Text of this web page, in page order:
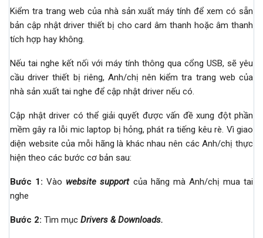
Kiểm tra trang web của nhà sản xuất máy tính để xem có sẵn
bản cập nhật driver thiết bị cho card âm thanh hoặc âm thanh
tích hợp hay không.
Nếu tai nghe kết nối với máy tính thông qua cổng USB, sẽ yêu
cầu driver thiết bị riêng, Anh/chị nên kiểm tra trang web của
nhà sản xuất tai nghe để cập nhật driver nếu có.
Cập nhật driver có thể giải quyết được vấn đề xung đột phần
mềm gây ra lỗi mic laptop bị hỏng, phát ra tiếng kêu rè. Vì giao
diện website của mỗi hãng là khác nhau nên các Anh/chị thực
hiện theo các bước cơ bản sau:
Bước 1: Vào website supportcủa hãng mà Anh/chị mua tai
nghe
Bước 2: Tìm mục Drivers & Downloads.